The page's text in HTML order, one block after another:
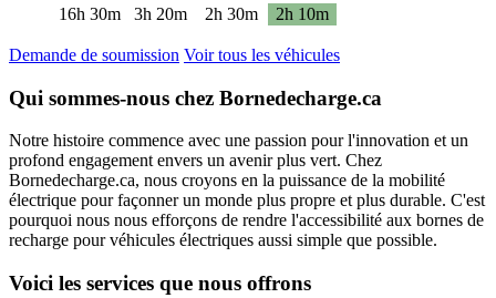
16h 30m
3h 20m 2h 30m 2h 10m
Demande de soumission Voir tous les véhicules
Qui sommes-nous chez Bornedecharge.ca
Notre histoire commence avec une passion pour l'innovation et un
profond engagement envers un avenir plus vert. Chez
Bornedecharge.ca, nous croyons en la puissance de la mobilité
électrique pour façonner un monde plus propre et plus durable. C'est
pourquoi nous nous efforçons de rendre l'accessibilité aux bornes de
recharge pour véhicules électriques aussi simple que possible.
Voici les services que nous offrons